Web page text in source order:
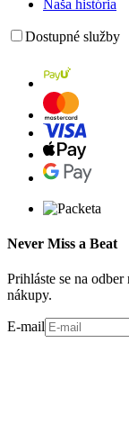
Naša história
Dostupné služby
Never Miss a Beat
Prihláste se na
nákupy.
E-mail